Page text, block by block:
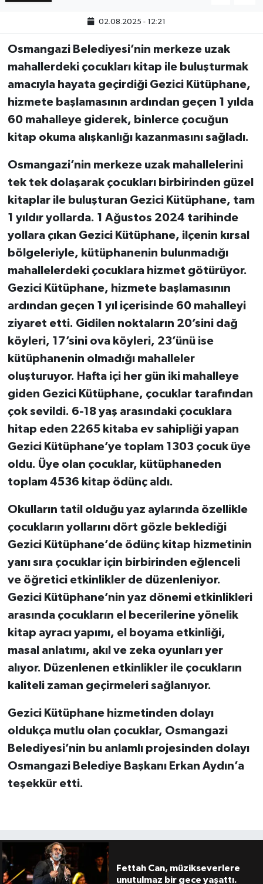
02.08.2025 - 12:21
Osmangazi Belediyesi’nin merkeze uzak
mahallerdeki çocukları kitap ile buluşturmak
amacıyla hayata geçirdiği Gezici Kütüphane,
hizmete başlamasının ardından geçen 1 yılda
60 mahalleye giderek, binlerce çocuğun
kitap okuma alışkanlığı kazanmasını sağladı.
Osmangazi’nin merkeze uzak mahallelerini
tek tek dolaşarak çocukları birbirinden güzel
kitaplar ile buluşturan Gezici Kütüphane, tam
1 yıldır yollarda. 1 Ağustos 2024 tarihinde
yollara çıkan Gezici Kütüphane, ilçenin kırsal
bölgeleriyle, kütüphanenin bulunmadığı
mahallelerdeki çocuklara hizmet götürüyor.
Gezici Kütüphane, hizmete başlamasının
ardından geçen 1 yıl içerisinde 60 mahalleyi
ziyaret etti. Gidilen noktaların 20’sini dağ
köyleri, 17’sini ova köyleri, 23’ünü ise
kütüphanenin olmadığı mahalleler
oluşturuyor. Hafta içi her gün iki mahalleye
giden Gezici Kütüphane, çocuklar tarafından
çok sevildi. 6-18 yaş arasındaki çocuklara
hitap eden 2265 kitaba ev sahipliği yapan
Gezici Kütüphane’ye toplam 1303 çocuk üye
oldu. Üye olan çocuklar, kütüphaneden
toplam 4536 kitap ödünç aldı.
Okulların tatil olduğu yaz aylarında özellikle
çocukların yollarını dört gözle beklediği
Gezici Kütüphane’de ödünç kitap hizmetinin
yanı sıra çocuklar için birbirinden eğlenceli
ve öğretici etkinlikler de düzenleniyor.
Gezici Kütüphane’nin yaz dönemi etkinlikleri
arasında çocukların el becerilerine yönelik
kitap ayracı yapımı, el boyama etkinliği,
masal anlatımı, akıl ve zeka oyunları yer
alıyor. Düzenlenen etkinlikler ile çocukların
kaliteli zaman geçirmeleri sağlanıyor.
Gezici Kütüphane hizmetinden dolayı
oldukça mutlu olan çocuklar, Osmangazi
Belediyesi’nin bu anlamlı projesinden dolayı
Osmangazi Belediye Başkanı Erkan Aydın’a
teşekkür etti.
Fettah Can, müzikseverlere
unutulmaz bir gece yaşattı.